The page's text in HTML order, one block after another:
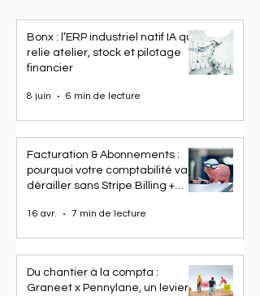
Bonx : l’ERP industriel natif IA qui
relie atelier, stock et pilotage
financier
8 juin 6 min de lecture
Facturation & Abonnements :
pourquoi votre comptabilité va
dérailler sans Stripe Billing +
16 avr. 7 min de lecture
Du chantier à la compta :
Graneet x Pennylane, un levier